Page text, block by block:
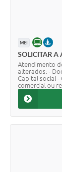
MEI ONLINE
SOLICITAR A
Atendimento
alterados: -
Capital social -
comercial ou